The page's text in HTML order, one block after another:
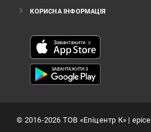
КОРИСНА ІНФОРМАЦІЯ
© 2016-2026 ТОВ «Епіцентр К»|